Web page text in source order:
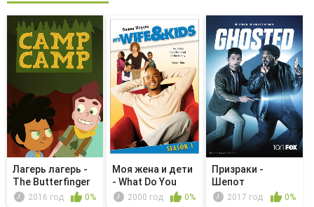
Лагерь лагерь -
The Butterfinger
Effect2016 год 0%
Моя жена и дети
- What Do You
Know?2000 год 0%
Призраки -
Шепот
2017 год 0%